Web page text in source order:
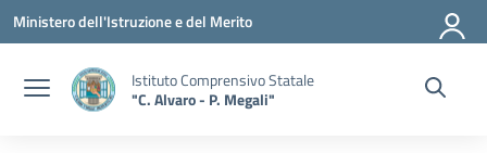
Vai ai contenuti
Vai al menu di navigazione
Vai al footer
Ministero dell'Istruzione e del Merito
Istituto Comprensivo Statale
"C. Alvaro - P. Megali"